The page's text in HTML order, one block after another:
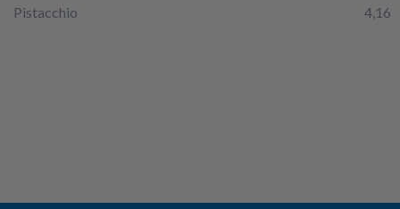
Pistacchio
4,16